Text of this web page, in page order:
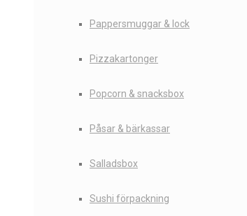
Pappersmuggar & lock
Pizzakartonger
Popcorn & snacksbox
Påsar & bärkassar
Salladsbox
Sushi förpackning